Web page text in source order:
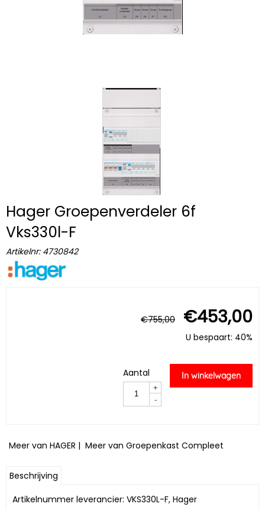
Hager Groepenverdeler 6f
Vks330l-F
Artikelnr: 4730842
€755,00 €453,00
U bespaart: 40%
Aantal
+
-
In winkelwagen
Meer van HAGER | Meer van Groepenkast Compleet
Beschrijving
Artikelnummer leverancier: VKS330L-F, Hager